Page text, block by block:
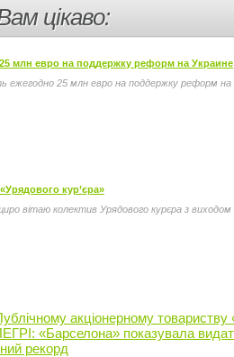
пішоходів.
цікаво:
млн евро на поддержку реформ на Украине
25 млн евро на поддержку реформ
кур’єра»
вітаю колектив Урядового курєра з
акціонерному
«Барселона» показувала
рекорд